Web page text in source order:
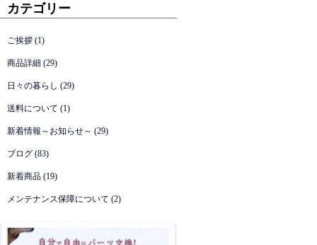
カテゴリー
ご挨拶 (1)
商品詳細 (29)
日々の暮らし (29)
送料について (1)
新着情報～お知らせ～ (29)
ブログ (83)
新着商品 (19)
メンテナンス保障について (2)